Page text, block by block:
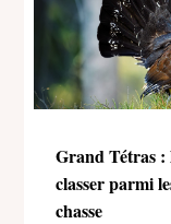
Grand Tétras :
classer parmi
chasse